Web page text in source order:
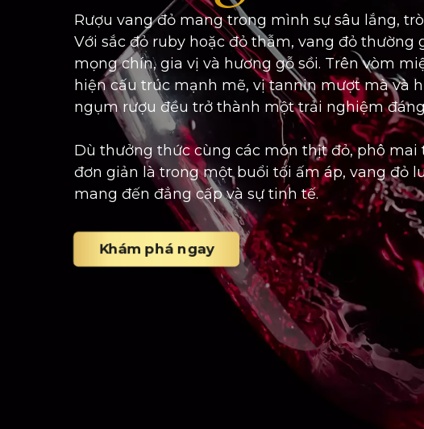
Rượu vang đỏ mang trong mình sự sâu lắng,
Với sắc đỏ ruby hoặc đỏ thẫm, vang đỏ thường
mọng chín, gia vị và hương gỗ sồi. Trên vòm
hiện cấu trúc mạnh mẽ, vị tannin mượt mà và
ngụm rượu đều trở thành một trải nghiệm
Dù thưởng thức cùng các món thịt đỏ, phô
đơn giản là trong một buổi tối ấm áp, vang đỏ
mang đến đẳng cấp và sự tinh tế.
Khám phá ngay